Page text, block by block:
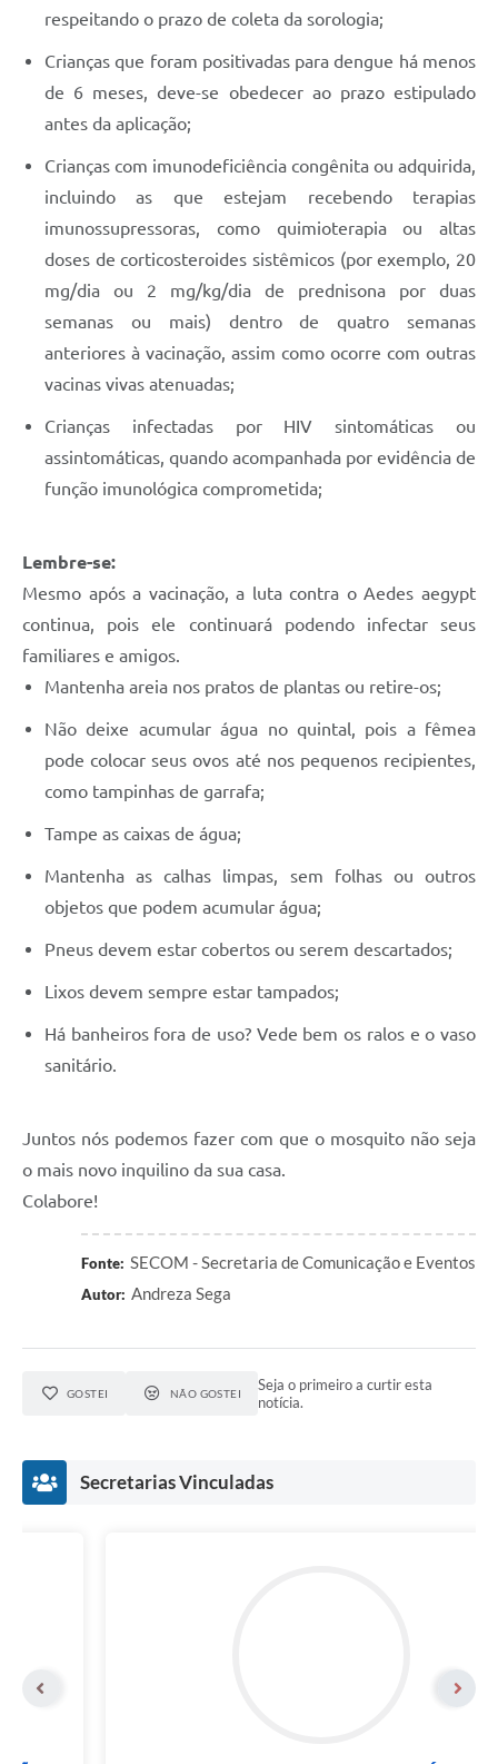
respeitando o prazo de coleta da sorologia;
Crianças que foram positivadas para dengue há menos
de 6 meses, deve-se obedecer ao prazo estipulado
antes da aplicação;
Crianças com imunodeficiência congênita ou adquirida,
incluindo as que estejam recebendo terapias
imunossupressoras, como quimioterapia ou altas
doses de corticosteroides sistêmicos (por exemplo, 20
mg/dia ou 2 mg/kg/dia de prednisona por duas
semanas ou mais) dentro de quatro semanas
anteriores à vacinação, assim como ocorre com outras
vacinas vivas atenuadas;
Crianças infectadas por HIV sintomáticas ou
assintomáticas, quando acompanhada por evidência de
função imunológica comprometida;
Lembre-se:
Mesmo após a vacinação, a luta contra o Aedes aegypt
continua, pois ele continuará podendo infectar seus
familiares e amigos.
Mantenha areia nos pratos de plantas ou retire-os;
Não deixe acumular água no quintal, pois a fêmea
pode colocar seus ovos até nos pequenos recipientes,
como tampinhas de garrafa;
Tampe as caixas de água;
Mantenha as calhas limpas, sem folhas ou outros
objetos que podem acumular água;
Pneus devem estar cobertos ou serem descartados;
Lixos devem sempre estar tampados;
Há banheiros fora de uso? Vede bem os ralos e o vaso
sanitário.
Juntos nós podemos fazer com que o mosquito não seja
o mais novo inquilino da sua casa.
Colabore!
Fonte: SECOM - Secretaria de Comunicação e Eventos
Autor: Andreza Sega
GOSTEI NÃO GOSTEI
Seja o primeiro a curtir esta
notícia.
Secretarias Vinculadas